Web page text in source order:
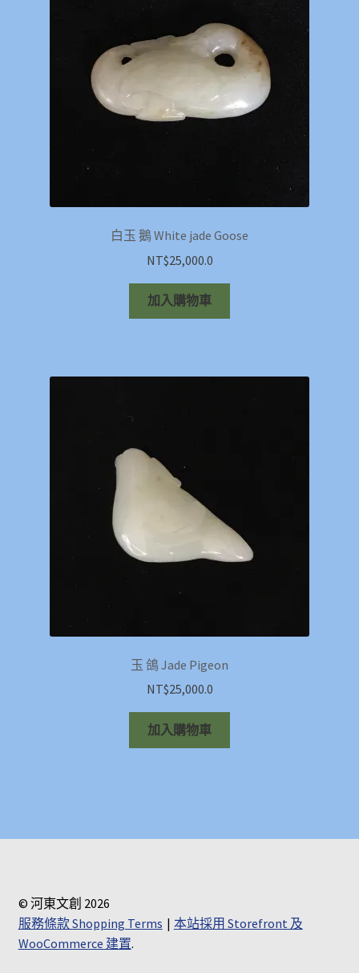
白玉 鵝 White jade Goose
NT$25,000.0
加入購物車
玉 鴿 Jade Pigeon
NT$25,000.0
加入購物車
© 河東文創 2026
服務條款 Shopping Terms
本站採用 Storefront 及
WooCommerce 建置.